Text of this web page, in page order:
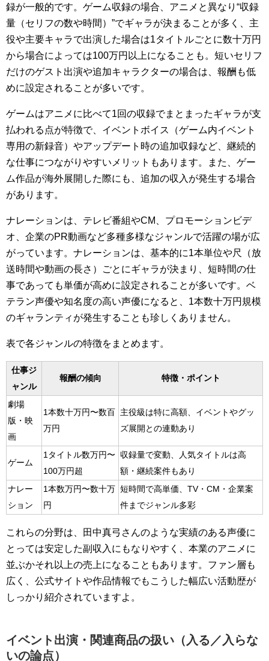
録が一般的です。ゲーム収録の場合、アニメと異なり“収録
量（セリフの数や時間）”でギャラが決まることが多く、主
役や主要キャラで出演した場合は1タイトルごとに数十万円
から場合によっては100万円以上になることも。短いセリフ
だけのゲスト出演や追加キャラクターの場合は、報酬も低
めに設定されることが多いです。
ゲームはアニメに比べて1回の収録でまとまったギャラが支
払われる点が特徴で、イベントボイス（ゲーム内イベント
専用の新録音）やアップデート時の追加収録など、継続的
な仕事につながりやすいメリットもあります。また、ゲー
ム作品が海外展開した際にも、追加の収入が発生する場合
があります。
ナレーションは、テレビ番組やCM、プロモーションビデ
オ、企業のPR動画など多種多様なジャンルで活躍の場が広
がっています。ナレーションは、基本的に1本単位や尺（放
送時間や動画の長さ）ごとにギャラが決まり、短時間の仕
事であっても単価が高めに設定されることが多いです。ベ
テラン声優や知名度の高い声優になると、1本数十万円規模
のギャランティが発生することも珍しくありません。
表で各ジャンルの特徴をまとめます。
仕事ジ
ャンル
報酬の傾向 特徴・ポイント
劇場
版・映
画
1本数十万円〜数百
万円
主役級は特に高額、イベントやグッ
ズ展開との連動あり
ゲーム
1タイトル数万円〜
100万円超
収録量で変動、人気タイトルは高
額・継続案件もあり
ナレー
ション
1本数万円〜数十万
円
短時間で高単価、TV・CM・企業案
件までジャンル多彩
これらの分野は、田中真弓さんのような実績のある声優に
とっては安定した副収入にもなりやすく、本業のアニメに
並ぶかそれ以上の売上になることもあります。ファン層も
広く、公式サイトや作品情報でもこうした幅広い活動歴が
しっかり紹介されていますよ。
イベント出演・関連商品の扱い（入る／入らな
いの論点）